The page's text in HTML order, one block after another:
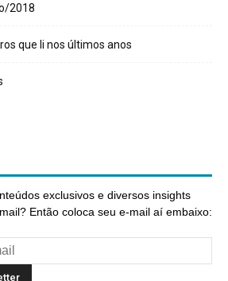
2018
que li nos últimos anos
exclusivos e diversos insights
Então coloca seu e-mail aí embaixo: